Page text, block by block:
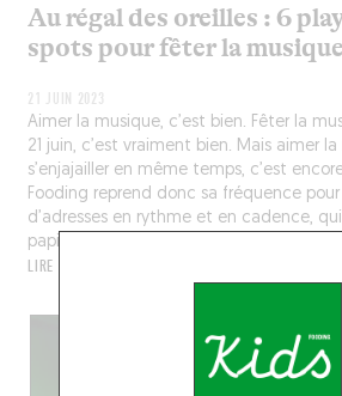
Au régal des oreilles : 6
spots pour fêter la musique
21 JUIN 2023
Aimer la musique, c’est bien. Fêter la
21 juin, c’est vraiment bien. Mais aimer
s’enjajailler en même temps, c’est
Fooding reprend donc sa fréquence
d’adresses en rythme et en cadence,
papilles autant que les écoutilles…
LIRE LA SUITE